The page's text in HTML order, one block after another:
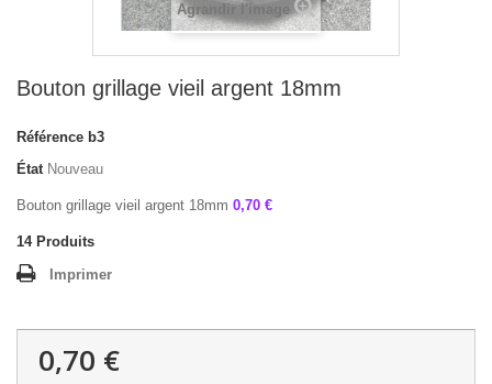
Agrandir l'image
Bouton grillage vieil argent 18mm
Référence b3
État Nouveau
Bouton grillage vieil argent 18mm 0,70 €
14 Produits
Imprimer
0,70 €